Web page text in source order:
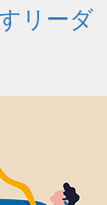
リーダ